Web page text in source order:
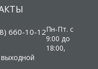
660-10-12Пн-Пт. с
9:00 до
18:00,